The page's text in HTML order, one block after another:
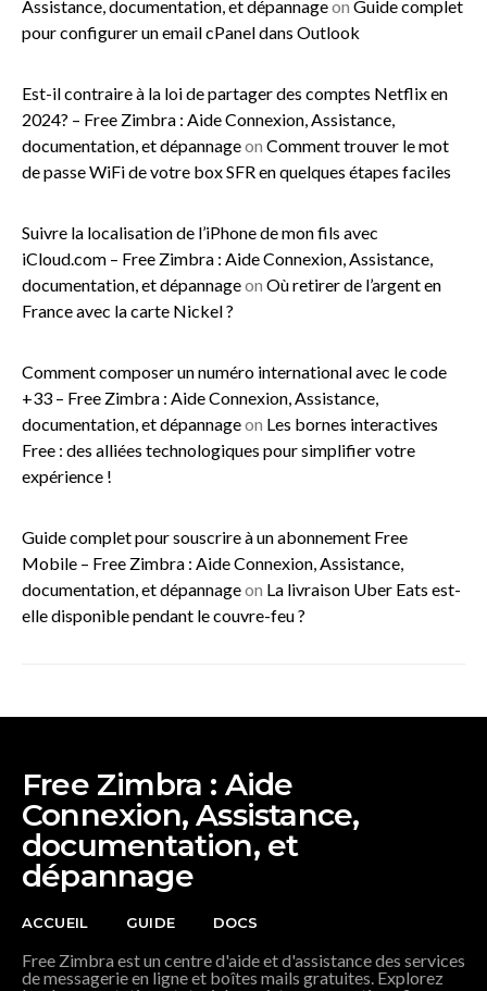
Assistance, documentation, et dépannageon Guide complet
pour configurer un email cPanel dans Outlook
Est-il contraire à la loi de partager des comptes Netflix en
2024? – Free Zimbra : Aide Connexion, Assistance,
documentation, et dépannageon Comment trouver le mot
de passe WiFi de votre box SFR en quelques étapes faciles
Suivre la localisation de l’iPhone de mon fils avec
iCloud.com – Free Zimbra : Aide Connexion, Assistance,
documentation, et dépannageon Où retirer de l’argent en
France avec la carte Nickel ?
Comment composer un numéro international avec le code
+33 – Free Zimbra : Aide Connexion, Assistance,
documentation, et dépannageon Les bornes interactives
Free : des alliées technologiques pour simplifier votre
expérience !
Guide complet pour souscrire à un abonnement Free
Mobile – Free Zimbra : Aide Connexion, Assistance,
documentation, et dépannageon La livraison Uber Eats est-
elle disponible pendant le couvre-feu ?
Free Zimbra : Aide
Connexion, Assistance,
documentation, et
dépannage
ACCUEIL GUIDE DOCS
Free Zimbra est un centre d'aide et d'assistance des services
de messagerie en ligne et boîtes mails gratuites. Explorez